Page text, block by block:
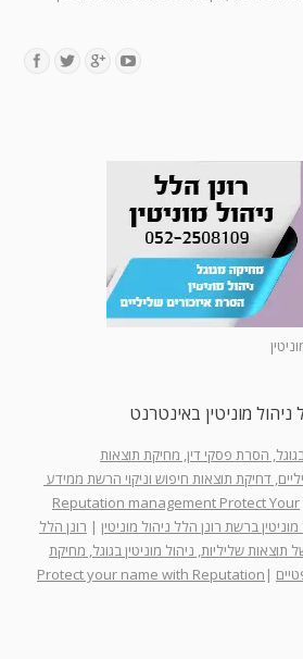
מוניטין באינטרנט
בגוגל, הסרת פסקי דין, מחיקת תוצאות
דחיקת תוצאות חיפוש וניקוי הרשת ממידע
Reputation management Protect Your
מוניטין ברשת רונן הלל ניהול מוניטין | רונן הלל
תוצאות שליליות, ניהול מוניטין בגוגל, מחיקת
|
Protect your name with Reputation